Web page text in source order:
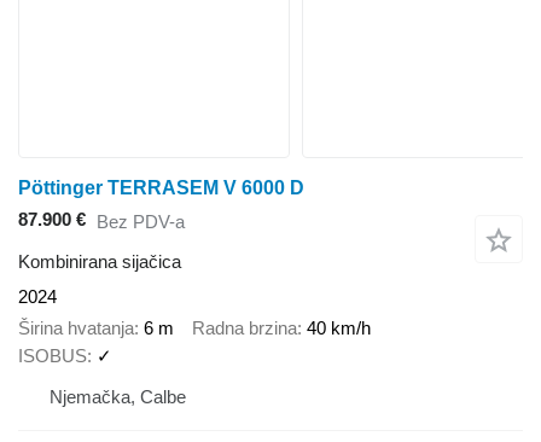
Pöttinger TERRASEM V 6000 D
87.900 € Bez PDV-a
Kombinirana sijačica
2024
Širina hvatanja 6 m Radna brzina 40 km/h
ISOBUS ✓
Njemačka, Calbe